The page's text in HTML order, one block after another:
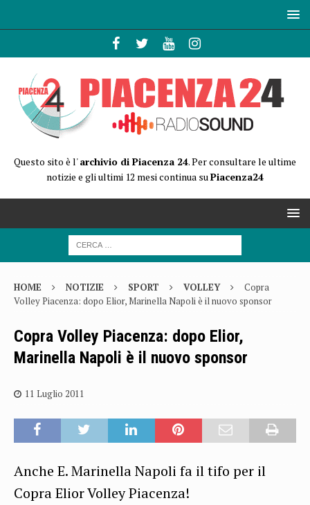
Questo sito è l'archivio di Piacenza 24. Per consultare le ultime
notizie e gli ultimi 12 mesi continua suPiacenza24
HOME NOTIZIE SPORT VOLLEY
Copra
Volley Piacenza: dopo Elior, Marinella Napoli è il nuovo sponsor
Copra Volley Piacenza: dopo Elior,
Marinella Napoli è il nuovo sponsor
11 Luglio 2011
Anche E. Marinella Napoli fa il tifo per il
Copra Elior Volley Piacenza!